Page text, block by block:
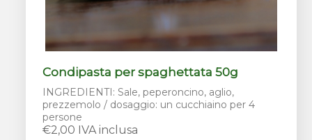
Condipasta per spaghettata 50g
INGREDIENTI: Sale, peperoncino, aglio,
prezzemolo / dosaggio: un cucchiaino per 4
persone
€2,00 IVA inclusa